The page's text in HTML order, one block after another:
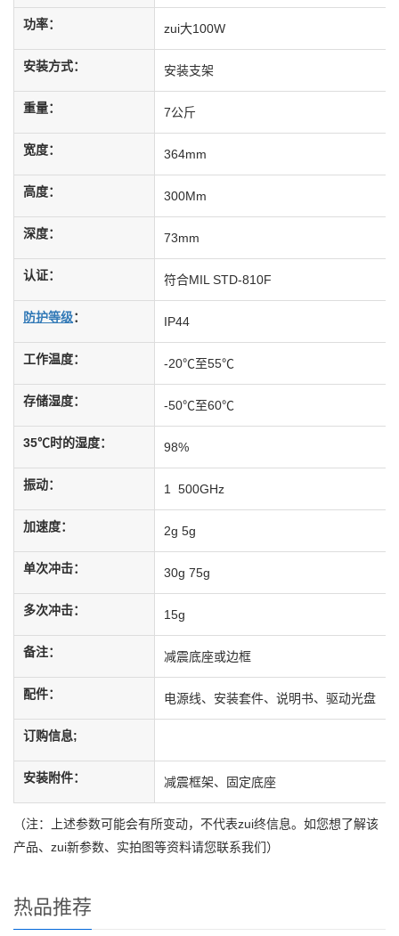
功率： zui大100W
安装方式： 安装支架
重量： 7公斤
宽度： 364mm
高度： 300Mm
深度： 73mm
认证： 符合MIL STD-810F
防护等级： IP44
工作温度： -20℃至55℃
存储湿度： -50℃至60℃
35℃时的湿度： 98%
振动： 1 500GHz
加速度： 2g 5g
单次冲击： 30g 75g
多次冲击： 15g
备注： 减震底座或边框
配件： 电源线、安装套件、说明书、驱动光盘
订购信息;
安装附件： 减震框架、固定底座
（注：上述参数可能会有所变动，不代表zui终信息。如您想了解该
产品、zui新参数、实拍图等资料请您联系我们）
热品推荐